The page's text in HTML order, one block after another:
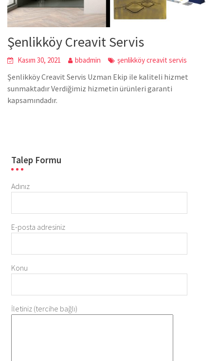
Şenlikköy Creavit Servis
Kasım 30, 2021 bbadmin şenlikköy creavit servis
Şenlikköy Creavit Servis Uzman Ekip ile kaliteli hizmet
sunmaktadır Verdiğimiz hizmetin ürünleri garanti
kapsamındadır.
Talep Formu
Adınız
E-posta adresiniz
Konu
İletiniz (tercihe bağlı)